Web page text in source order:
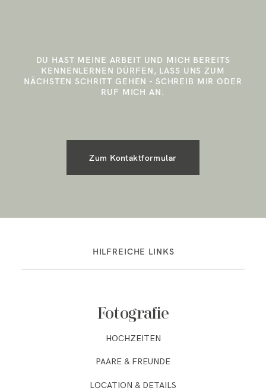
DU HAST MEINE ARBEIT UND MICH BEREITS
KENNENLERNEN DÜRFEN, LASS UNS ZUM
NÄCHSTEN SCHRITT GEHEN - SCHREIB MIR ODER
RUF MICH AN.
Zum Kontaktformular
HILFREICHE LINKS
Fotografie
HOCHZEITEN
PAARE & FREUNDE
LOCATION & DETAILS